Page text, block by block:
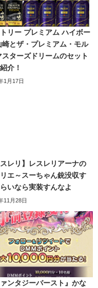
リー プレミアム ハイボー
崎とザ・プレミアム・モル
スターズドリームのセット
介！
1月17日
スレリ】レスレリアーナの
エ～スーちゃん銃没収す
いなら実装すんなよ
11月28日
ァンタジーバースト』かな